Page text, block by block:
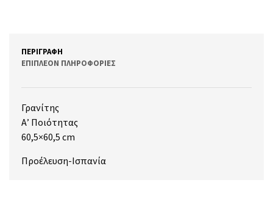
ΠΕΡΙΓΡΑΦΉ
ΕΠΙΠΛΈΟΝ ΠΛΗΡΟΦΟΡΊΕΣ
Γρανίτης
Α’ Ποιότητας
60,5×60,5 cm
Προέλευση-Ισπανία